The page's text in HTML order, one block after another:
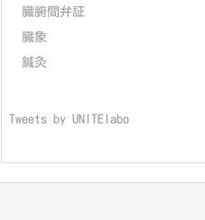
臓腑間弁証
臓象
鍼灸
Tweets by UNITElabo